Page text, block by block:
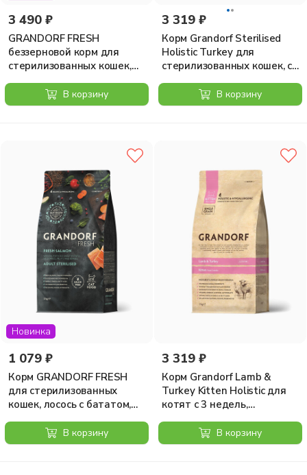
3 490 ₽
GRANDORF FRESH
беззерновой корм для
стерилизованных кошек,
мясо утки с бататом, 2 кг
В корзину
3 319 ₽
Корм Grandorf Sterilised
Holistic Turkey для
стерилизованных кошек, с
индейкой, 2 кг
В корзину
Новинка
1 079 ₽
Корм GRANDORF FRESH
для стерилизованных
кошек, лосось с бататом,
400 гр
В корзину
3 319 ₽
Корм Grandorf Lamb &
Turkey Kitten Holistic для
котят с 3 недель,
беременных и кормящих
кошек, ягненок с индейкой,
2 кг
В корзину